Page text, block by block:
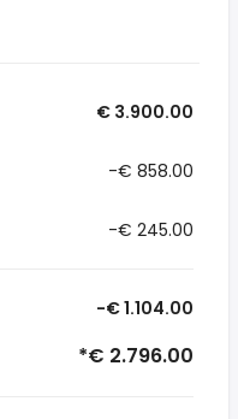
€ 3.900.00
-€ 858.00
-€ 245.00
-€ 1.104.00
*€ 2.796.00